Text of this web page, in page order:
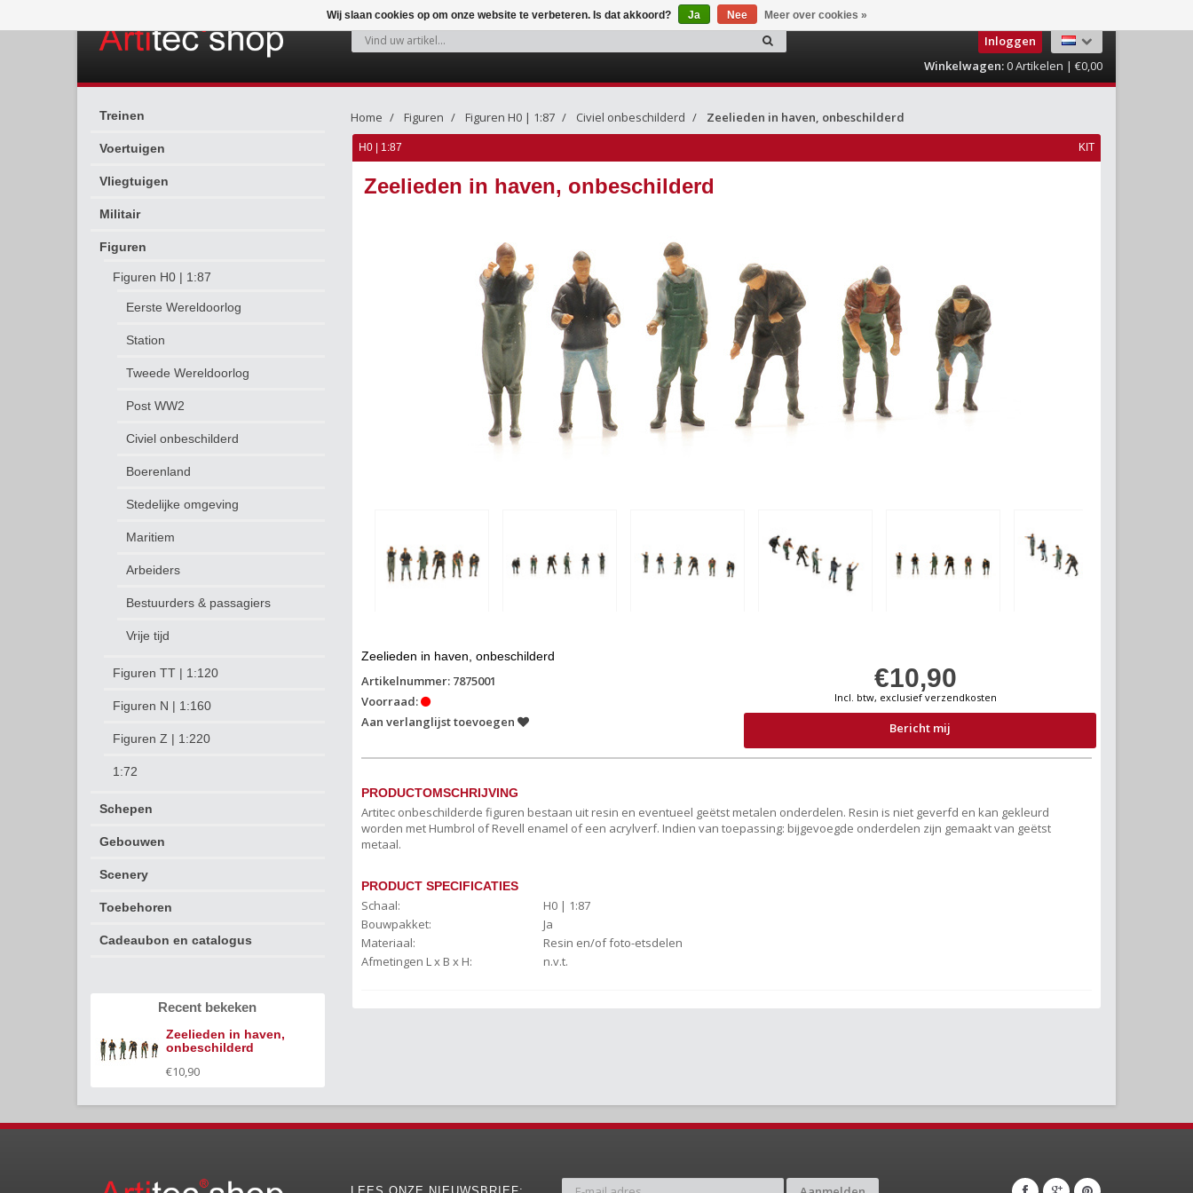
Inloggen
Winkelwagen:0Artikelen | €0,00
Treinen
Voertuigen
Vliegtuigen
Militair
Figuren
Figuren H0 | 1:87
Eerste Wereldoorlog
Station
Tweede Wereldoorlog
Post WW2
Civiel onbeschilderd
Boerenland
Stedelijke omgeving
Maritiem
Arbeiders
Bestuurders & passagiers
Vrije tijd
Figuren TT | 1:120
Figuren N | 1:160
Figuren Z | 1:220
1:72
Schepen
Gebouwen
Scenery
Toebehoren
Cadeaubon en catalogus
Recent bekeken
Zeelieden in haven,
onbeschilderd
€10,90
Home Figuren Figuren H0 | 1:87 Civiel onbeschilderd Zeelieden in haven, onbeschilderd
H0 | 1:87 KIT
Zeelieden in haven, onbeschilderd
Zeelieden in haven, onbeschilderd
€10,90
Incl. btw, exclusief verzendkosten
Artikelnummer: 7875001
Voorraad:
Aan verlanglijst toevoegen
Bericht mij
PRODUCTOMSCHRIJVING
Artitec onbeschilderde figuren bestaan uit resin en eventueel geëtst metalen onderdelen. Resin is niet geverfd en kan gekleurd
worden met Humbrol of Revell enamel of een acrylverf. Indien van toepassing: bijgevoegde onderdelen zijn gemaakt van geëtst
metaal.
PRODUCT SPECIFICATIES
Schaal:
H0 | 1:87
Bouwpakket:
Ja
Materiaal:
Resin en/of foto-etsdelen
Afmetingen L x B x H:
n.v.t.
Wij slaan cookies op om onze website te verbeteren. Is dat akkoord? Ja Nee Meer over cookies »